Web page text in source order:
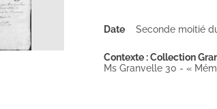
Date Seconde moitié
Contexte : Collection
Ms Granvelle 30 - «